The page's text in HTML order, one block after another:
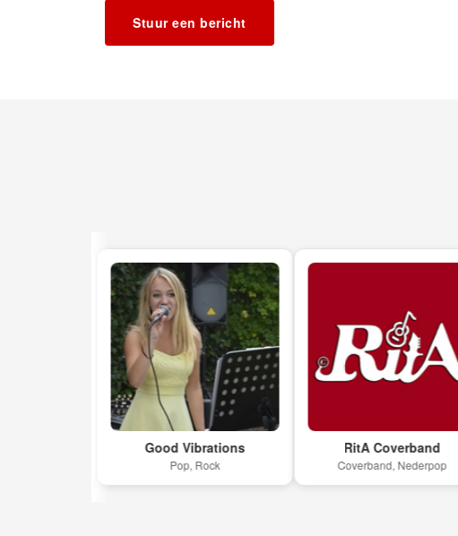
Stuur een bericht
Good Vibrations
Pop, Rock
RitA Coverband
Coverband, Nederpop